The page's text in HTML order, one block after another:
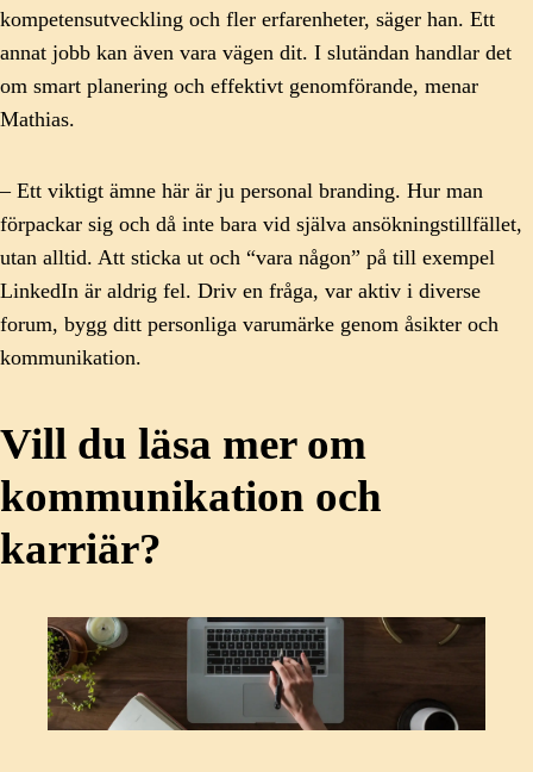
kompetensutveckling och fler erfarenheter, säger han. Ett
annat jobb kan även vara vägen dit. I slutändan handlar det
om smart planering och effektivt genomförande, menar
Mathias.
– Ett viktigt ämne här är ju personal branding. Hur man
förpackar sig och då inte bara vid själva ansökningstillfället,
utan alltid. Att sticka ut och “vara någon” på till exempel
LinkedIn är aldrig fel. Driv en fråga, var aktiv i diverse
forum, bygg ditt personliga varumärke genom åsikter och
kommunikation.
Vill du läsa mer om
kommunikation och
karriär?